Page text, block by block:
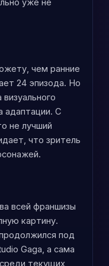
уже не
чем ранние
24 эпизода. Но
адаптации. С
не лучший
что зритель
всей франшизы
картину.
под
Gaga, а сама
текущих